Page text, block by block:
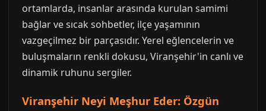
ortamlarda, insanlar arasında kurulan samimi
bağlar ve sıcak sohbetler, ilçe yaşamının
vazgeçilmez bir parçasıdır. Yerel eğlencelerin ve
buluşmaların renkli dokusu, Viranşehir'in canlı ve
dinamik ruhunu sergiler.
Viranşehir Neyi Meşhur Eder: Özgün